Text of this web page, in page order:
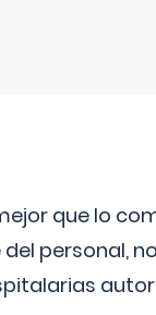
que lo
personal,